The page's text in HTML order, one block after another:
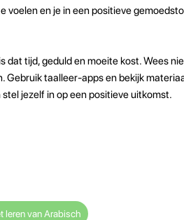
voelen en je in een positieve
tijd, geduld en moeite kost. Wees
taalleer-apps en bekijk
jezelf in op een positieve uitkomst.
leren van Arabisch